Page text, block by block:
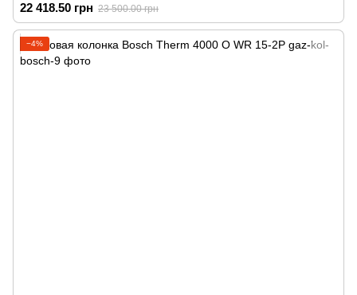
22 418.50 грн 23 500.00 грн
−4%